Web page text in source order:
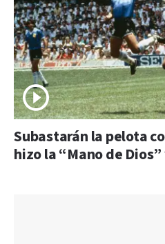
Subastarán la pelota
hizo la “Mano de